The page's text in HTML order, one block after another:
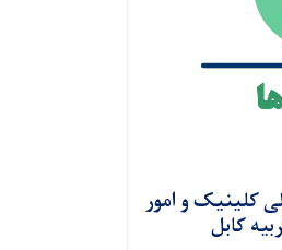
کلینیک و امور
کابل